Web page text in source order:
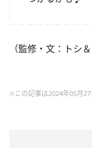
（監修・文：トシ
※この記事は2024年05月